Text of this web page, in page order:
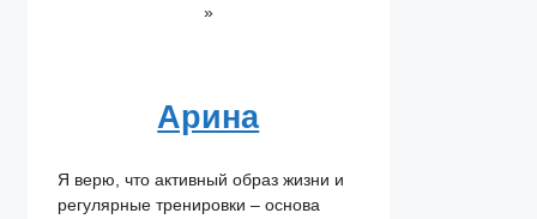
»
Арина
Я верю, что активный образ жизни и
регулярные тренировки – основа